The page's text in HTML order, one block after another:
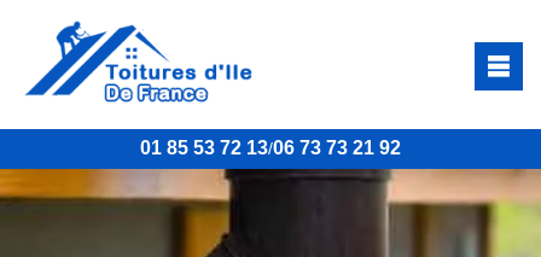
01 85 53 72 13/06 73 73 21 92